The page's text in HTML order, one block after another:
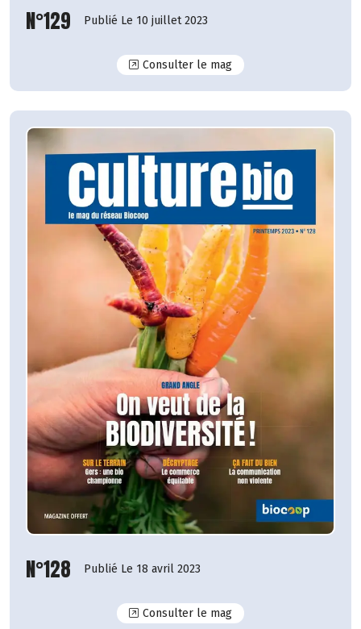
N°129 Publié Le 10 juillet 2023
Consulter le magN°129
N°128 Publié Le 18 avril 2023
Consulter le magN°128